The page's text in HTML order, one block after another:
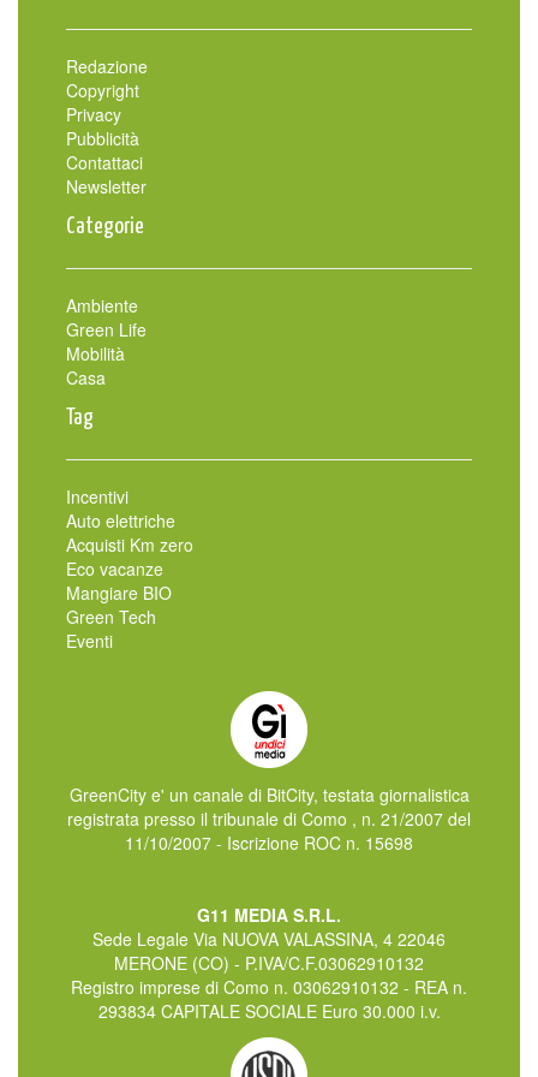
Redazione
Copyright
Privacy
Pubblicità
Contattaci
Newsletter
Categorie
Ambiente
Green Life
Mobilità
Casa
Tag
Incentivi
Auto elettriche
Acquisti Km zero
Eco vacanze
Mangiare BIO
Green Tech
Eventi
GreenCity e' un canale di BitCity, testata giornalistica
registrata presso il tribunale di Como , n. 21/2007 del
11/10/2007 - Iscrizione ROC n. 15698
G11 MEDIA S.R.L.
Sede Legale Via NUOVA VALASSINA, 4 22046
MERONE (CO) - P.IVA/C.F.03062910132
Registro imprese di Como n. 03062910132 - REA n.
293834 CAPITALE SOCIALE Euro 30.000 i.v.